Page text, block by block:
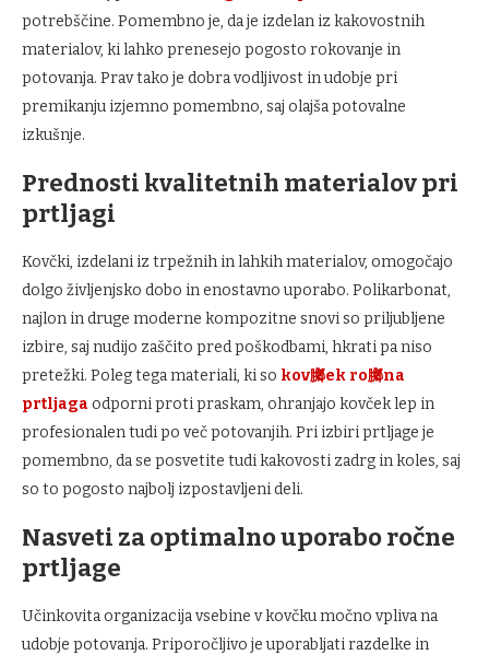
potrebščine. Pomembno je, da je izdelan iz kakovostnih
materialov, ki lahko prenesejo pogosto rokovanje in
potovanja. Prav tako je dobra vodljivost in udobje pri
premikanju izjemno pomembno, saj olajša potovalne
izkušnje.
Prednosti kvalitetnih materialov pri
prtljagi
Kovčki, izdelani iz trpežnih in lahkih materialov, omogočajo
dolgo življenjsko dobo in enostavno uporabo. Polikarbonat,
najlon in druge moderne kompozitne snovi so priljubljene
izbire, saj nudijo zaščito pred poškodbami, hkrati pa niso
pretežki. Poleg tega materiali, ki so kov膷ek ro膷na
prtljaga odporni proti praskam, ohranjajo kovček lep in
profesionalen tudi po več potovanjih. Pri izbiri prtljage je
pomembno, da se posvetite tudi kakovosti zadrg in koles, saj
so to pogosto najbolj izpostavljeni deli.
Nasveti za optimalno uporabo ročne
prtljage
Učinkovita organizacija vsebine v kovčku močno vpliva na
udobje potovanja. Priporočljivo je uporabljati razdelke in